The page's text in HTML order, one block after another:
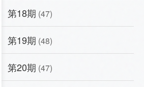
第18期 (47)
第19期 (48)
第20期 (47)